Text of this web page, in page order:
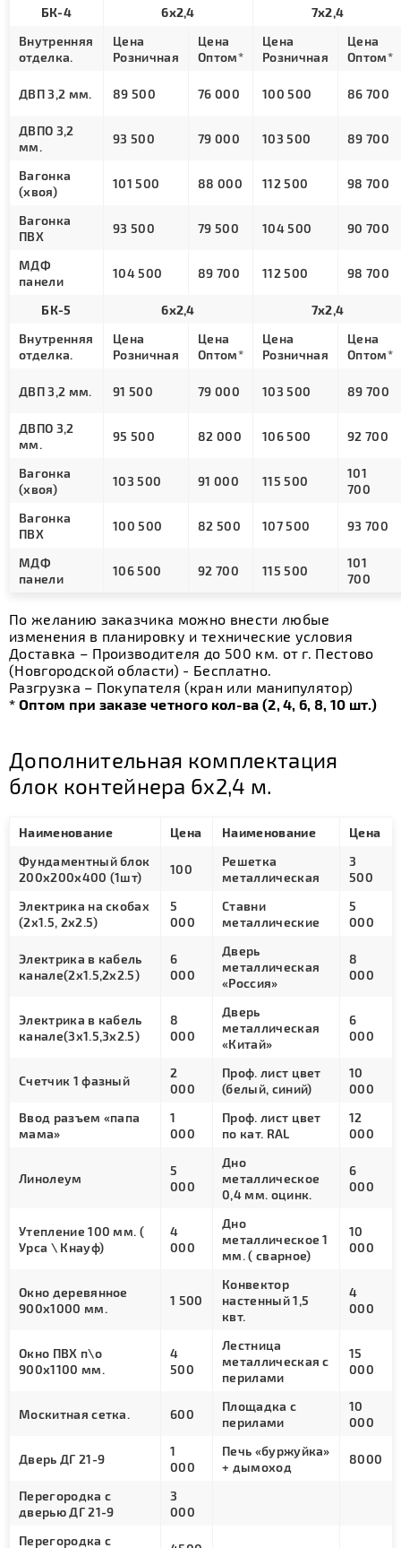
БК-4
6х2,4
7х2,4
Внутренняя
отделка.
Цена
Розничная
Цена
Оптом*
Цена
Розничная
Цена
Оптом*
ДВП 3,2 мм. 89 500 76 000 100 500 86 700
ДВПО 3,2
мм.
93 500 79 000 103 500 89 700
Вагонка
(хвоя)
101 500 88 000 112 500 98 700
Вагонка
ПВХ
93 500 79 500 104 500 90 700
МДФ
панели
104 500 89 700 112 500 98 700
БК-5 6х2,4
7х2,4
Внутренняя
отделка.
Цена
Розничная
Цена
Оптом*
Цена
Розничная
Цена
Оптом*
ДВП 3,2 мм. 91 500 79 000 103 500 89 700
ДВПО 3,2
мм.
95 500 82 000 106 500 92 700
Вагонка
(хвоя)
103 500 91 000 115 500
101
700
Вагонка
ПВХ
100 500 82 500 107 500 93 700
МДФ
панели
106 500 92 700 115 500
101
700
По желанию заказчика можно внести любые
изменения в планировку и технические условия
Доставка – Производителя до 500 км. от г. Пестово
(Новгородской области) - Бесплатно.
Разгрузка – Покупателя (кран или манипулятор)
* Оптом при заказе четного кол-ва (2, 4, 6, 8, 10 шт.)
Дополнительная комплектация
блок контейнера 6х2,4 м.
Наименование Цена Наименование
Цена
Фундаментный блок
200х200х400 (1шт)
100
Решетка
металлическая
3
500
Электрика на скобах
(2х1.5, 2х2.5)
5
000
Ставни
металлические
5
000
Электрика в кабель
канале(2х1.5,2х2.5)
6
000
Дверь
металлическая
«Россия»
8
000
Электрика в кабель
канале(3х1.5,3х2.5)
8
000
Дверь
металлическая
«Китай»
6
000
Счетчик 1 фазный
2
000
Проф. лист цвет
(белый, синий)
10
000
Ввод разъем «папа
мама»
1
000
Проф. лист цвет
по кат. RAL
12
000
Линолеум
5
000
Дно
металлическое
0,4 мм. оцинк.
6
000
Утепление 100 мм. (
Урса \ Кнауф)
4
000
Дно
металлическое 1
мм. ( сварное)
10
000
Окно деревянное
900х1000 мм.
1 500
Конвектор
настенный 1,5
квт.
4
000
Окно ПВХ п\о
900х1100 мм.
4
500
Лестница
металлическая с
перилами
15
000
Москитная сетка. 600
Площадка с
перилами
10
000
Дверь ДГ 21-9
1
000
Печь «буржуйка»
+ дымоход
8000
Перегородка с
дверью ДГ 21-9
3
000
Перегородка с